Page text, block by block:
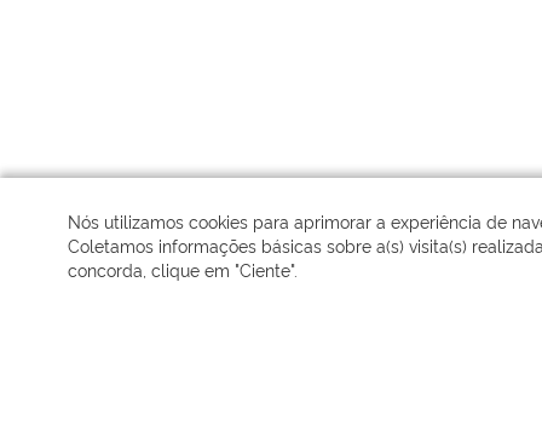
Nós utilizamos cookies para aprimorar a experiência de
Coletamos informações básicas sobre a(s) visita(s)
concorda, clique em "Ciente".